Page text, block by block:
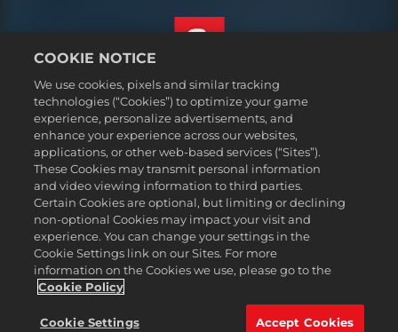
Juridiske oplysninger
Fortrolighedspolitik
Politik for cookies
Support
Sælg eller del ikke mine personoplysninger
Order Lookup & Refunds
2K Ad Partners
©2016-2026 Take-Two Interactive Software Inc. 2K, Firaxis Games,
Civilization, and their respective logos are trademarks of Take-Two
Interactive Software, Inc. All rights reserved.
Alle de varemærker, der henvises til her, tilhører de respektive ejere.
Dansk
COOKIE NOTICE
We use cookies, pixels and similar tracking
technologies (“Cookies”) to optimize your game
experience, personalize advertisements, and
enhance your experience across our websites,
applications, or other web-based services (“Sites”).
These Cookies may transmit personal information
and video viewing information to third parties.
Certain Cookies are optional, but limiting or declining
non-optional Cookies may impact your visit and
experience. You can change your settings in the
Cookie Settings link on our Sites. For more
information on the Cookies we use, please go to the
Cookie Policy
Cookie Settings Accept Cookies